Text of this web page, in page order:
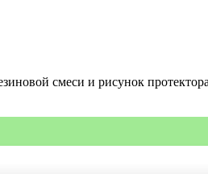
смеси и рисунок